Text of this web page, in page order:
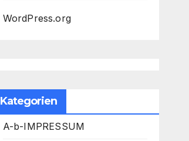
WordPress.org
Kategorien
A-b-IMPRESSUM